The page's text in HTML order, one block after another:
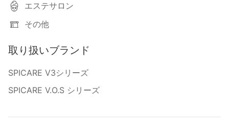
エステサロン
その他
取り扱いブランド
SPICARE V3シリーズ
SPICARE V.O.S シリーズ